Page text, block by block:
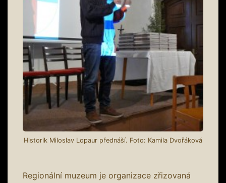
Historik Miloslav Lopaur přednáší. Foto: Kamila Dvořáková
Regionální muzeum je organizace zřizovaná